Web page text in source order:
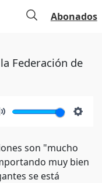
Abonados
Federación de
son "mucho
muy bien
se está